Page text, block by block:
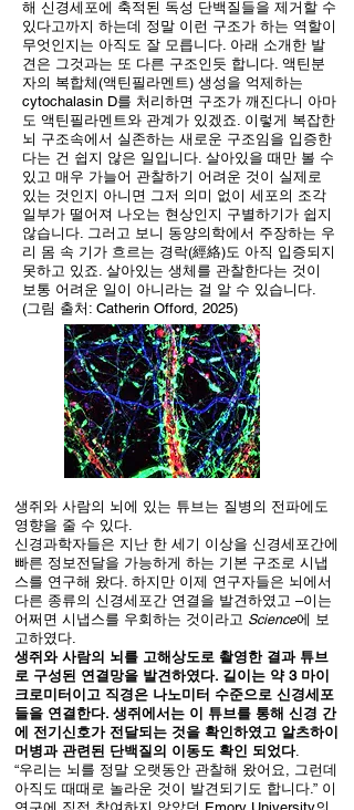
해 신경세포에 축적된 독성 단백질들을 제거할 수
있다고까지 하는데 정말 이런 구조가 하는 역할이
무엇인지는 아직도 잘 모릅니다. 아래 소개한 발
견은 그것과는 또 다른 구조인듯 합니다. 액틴분
자의 복합체(액틴필라멘트) 생성을 억제하는
cytochalasin D를 처리하면 구조가 깨진다니 아마
도 액틴필라멘트와 관계가 있겠죠. 이렇게 복잡한
뇌 구조속에서 실존하는 새로운 구조임을 입증한
다는 건 쉽지 않은 일입니다. 살아있을 때만 볼 수
있고 매우 가늘어 관찰하기 어려운 것이 실제로
있는 것인지 아니면 그저 의미 없이 세포의 조각
일부가 떨어져 나오는 현상인지 구별하기가 쉽지
않습니다. 그러고 보니 동양의학에서 주장하는 우
리 몸 속 기가 흐르는 경락(經絡)도 아직 입증되지
못하고 있죠. 살아있는 생체를 관찰한다는 것이
보통 어려운 일이 아니라는 걸 알 수 있습니다.
(그림 출처: Catherin Offord, 2025)
생쥐와 사람의 뇌에 있는 튜브는 질병의 전파에도
영향을 줄 수 있다.
신경과학자들은 지난 한 세기 이상을 신경세포간에
빠른 정보전달을 가능하게 하는 기본 구조로 시냅
스를 연구해 왔다. 하지만 이제 연구자들은 뇌에서
다른 종류의 신경세포간 연결을 발견하였고 –이는
어쩌면 시냅스를 우회하는 것이라고 Science에 보
고하였다.
생쥐와 사람의 뇌를 고해상도로 촬영한 결과 튜브
로 구성된 연결망을 발견하였다. 길이는 약 3 마이
크로미터이고 직경은 나노미터 수준으로 신경세포
들을 연결한다. 생쥐에서는 이 튜브를 통해 신경 간
에 전기신호가 전달되는 것을 확인하였고 알츠하이
머병과 관련된 단백질의 이동도 확인 되었다.
“우리는 뇌를 정말 오랫동안 관찰해 왔어요, 그런데
아직도 때때로 놀라운 것이 발견되기도 합니다.” 이